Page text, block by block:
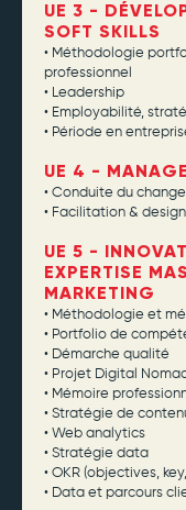
UE 3 -
SOFT SKILLS
• Méthodologie
professionnel
• Leadership
• Employabilité,
• Période en
UE 4 -
• Conduite du
• Facilitation &
UE 5 -
EXPERTISE
MARKETING
• Méthodologie et
• Portfolio de
• Démarche qualité
• Projet Digital
• Mémoire
• Stratégie de
• Web analytics
• Stratégie data
• OKR (objectives,
• Data et parcours